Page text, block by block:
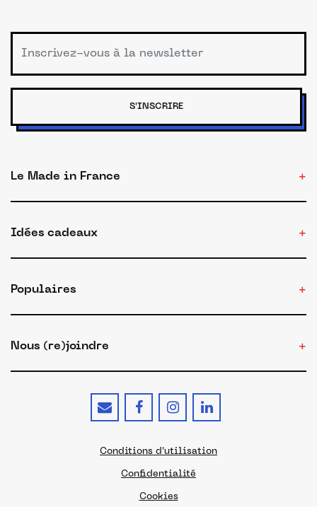
S'INSCRIRE
Le Made in France
Idées cadeaux
Populaires
Nous (re)joindre
Conditions d'utilisation
Confidentialité
Cookies